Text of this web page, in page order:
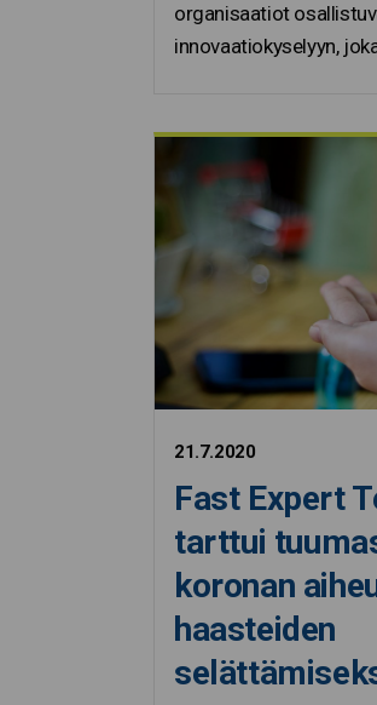
organisaatiot
innovaatiokyselyyn,
21.7.2020
Fast Expert
tarttui
koronan
haasteiden